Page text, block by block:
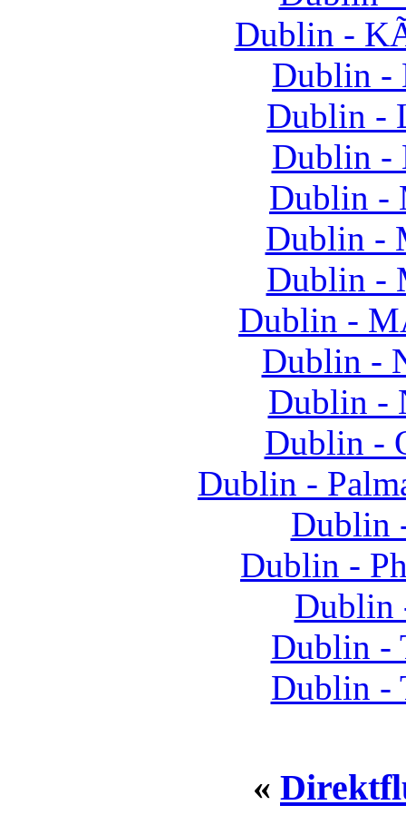
Dublin -
Dublin -
Dublin -
Dublin -
Dublin -
Dublin -
Dublin -
Dublin -
Dublin -
Dublin -
Dublin -
Dublin -
Dublin
Dublin -
Dublin
Dublin -
Dublin -
«